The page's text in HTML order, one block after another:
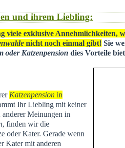
und ihrem Liebling:
exklusive Annehmlichkeiten,
nicht noch einmal gibt! Sie
oder Katzenpension dies Vorteile
Katzenpension in
Ihr Liebling mit keiner
Meinungen in
, finden wir die
oder Kater. Gerade wenn
Kater mit anderen